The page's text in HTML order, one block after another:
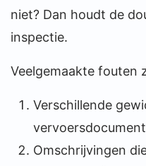
niet? Dan houdt de
inspectie.
Veelgemaakte fouten
Verschillende
vervoersdocument
Omschrijvingen